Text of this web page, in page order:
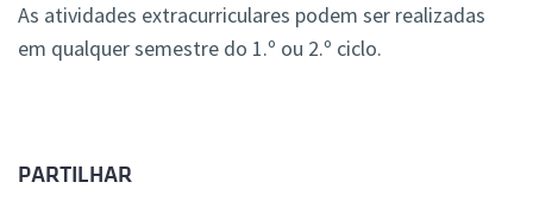
As atividades extracurriculares podem ser realizadas
em qualquer semestre do 1.º ou 2.º ciclo.
PARTILHAR